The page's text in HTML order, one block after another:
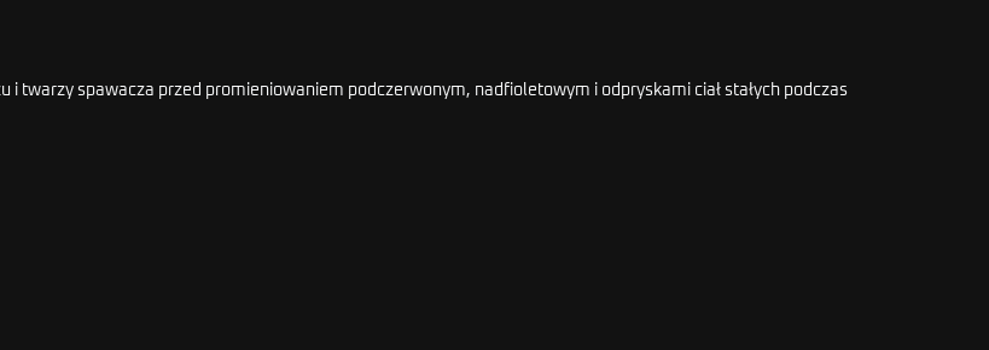
i twarzy spawacza przed promieniowaniem podczerwonym, nadfioletowym i odpryskami ciał stałych podczas